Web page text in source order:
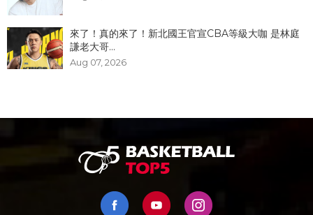
來了！真的來了！新北國王官宣CBA等級大咖 是林庭
謙老大哥...
Aug 07, 2026